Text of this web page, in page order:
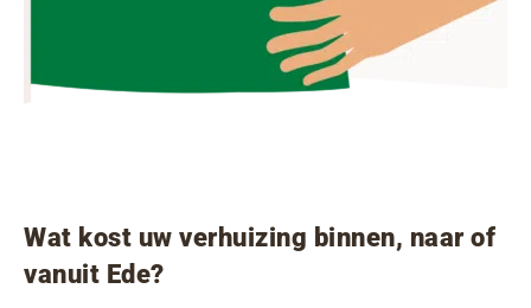
Wat kost uw verhuizing binnen, naar of
vanuit Ede?